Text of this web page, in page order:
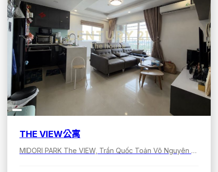
THE VIEW公寓
MIDORI PARK The VIEW, Trần Quốc Toản Võ Nguyên Giáp, Bình Dương, Hồ Chí Minh, Việt Nam